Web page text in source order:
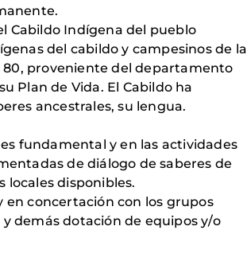
Cabildo Indígena del pueblo
del cabildo y campesinos de la
80, proveniente del departamento
Plan de Vida. El Cabildo ha
ancestrales, su lengua.
fundamental y en las actividades
de diálogo de saberes de
locales disponibles.
en concertación con los grupos
demás dotación de equipos y/o